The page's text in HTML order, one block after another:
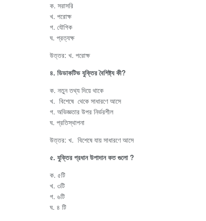
ক. সরাসরি
খ. পরোক্ষ
গ. যৌগিক
ঘ. প্রত্যক্ষ
উত্তর: খ. পরোক্ষ
৪. ডিডাকটিভ যুক্তির বৈশিষ্ট্য কী?
ক. নতুন তথ্য দিয়ে থাকে
খ. বিশেষে থেকে সাধারণে আসে
গ. অভিজ্ঞতার উপর নির্ভরশীল
ঘ. প্রতিস্থাপনা
উত্তর: খ. বিশেষে যায় সাধারণে আসে
৫. যুক্তির প্রধান উপাদান কত গুলো ?
ক. ৫টি
খ. ৩টি
গ. ৬টি
ঘ. ৪ টি